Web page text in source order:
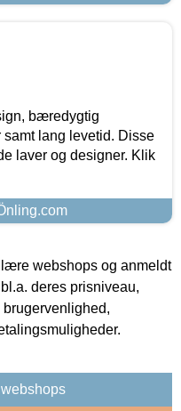
bæredygtig
lang levetid. Disse
laver og designer. Klik
webshops og anmeldt
deres prisniveau,